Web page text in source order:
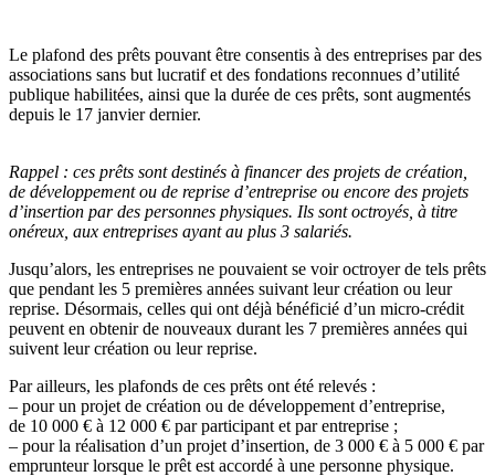
Le plafond des prêts pouvant être consentis à des entreprises par des
associations sans but lucratif et des fondations reconnues d’utilité
publique habilitées, ainsi que la durée de ces prêts, sont augmentés
depuis le 17 janvier dernier.
Rappel : ces prêts sont destinés à financer des projets de création,
de développement ou de reprise d’entreprise ou encore des projets
d’insertion par des personnes physiques. Ils sont octroyés, à titre
onéreux, aux entreprises ayant au plus 3 salariés.
Jusqu’alors, les entreprises ne pouvaient se voir octroyer de tels prêts
que pendant les 5 premières années suivant leur création ou leur
reprise. Désormais, celles qui ont déjà bénéficié d’un micro-crédit
peuvent en obtenir de nouveaux durant les 7 premières années qui
suivent leur création ou leur reprise.
Par ailleurs, les plafonds de ces prêts ont été relevés :
– pour un projet de création ou de développement d’entreprise,
de 10 000 € à 12 000 € par participant et par entreprise ;
– pour la réalisation d’un projet d’insertion, de 3 000 € à 5 000 € par
emprunteur lorsque le prêt est accordé à une personne physique.